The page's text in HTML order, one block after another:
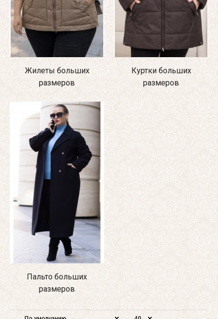
Жилеты больших
размеров
Куртки больших
размеров
Пальто больших
размеров